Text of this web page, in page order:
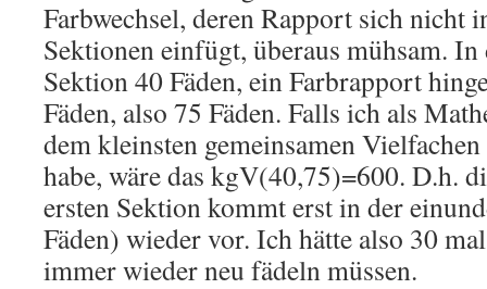
Farbwechsel, deren Rapport sich nicht
Sektionen einfügt, überaus mühsam. In
Sektion 40 Fäden, ein Farbrapport
Fäden, also 75 Fäden. Falls ich als
dem kleinsten gemeinsamen
habe, wäre das kgV(40,75)=600. D.h.
ersten Sektion kommt erst in der
Fäden) wieder vor. Ich hätte also 30
immer wieder neu fädeln müssen.